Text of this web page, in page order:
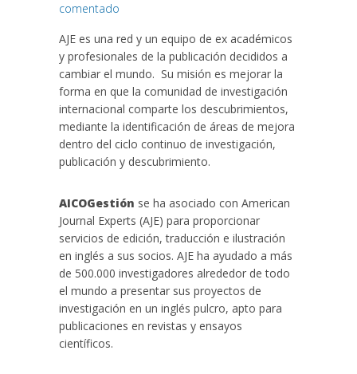
comentado
AJE es una red y un equipo de ex académicos
y profesionales de la publicación decididos a
cambiar el mundo. Su misión es mejorar la
forma en que la comunidad de investigación
internacional comparte los descubrimientos,
mediante la identificación de áreas de mejora
dentro del ciclo continuo de investigación,
publicación y descubrimiento.
AICOGestión se ha asociado con American
Journal Experts (AJE) para proporcionar
servicios de edición, traducción e ilustración
en inglés a sus socios. AJE ha ayudado a más
de 500.000 investigadores alrededor de todo
el mundo a presentar sus proyectos de
investigación en un inglés pulcro, apto para
publicaciones en revistas y ensayos
científicos.